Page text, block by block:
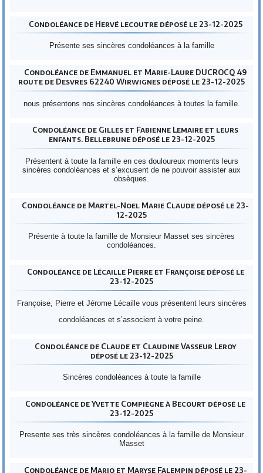
Condoléance de Hervé lecoutre déposé le 23-12-2025
Présente ses sincères condoléances à la famille
Condoléance de Emmanuel et Marie-Laure DUCROCQ 49
route de Desvres 62240 Wirwignes déposé le 23-12-2025
nous présentons nos sincères condoléances à toutes la famille.
Condoléance de Gilles et Fabienne Lemaire et leurs
enfants. Bellebrune déposé le 23-12-2025
Présentent à toute la famille en ces douloureux moments leurs
sincères condoléances et s’excusent de ne pouvoir assister aux
obsèques.
Condoléance de Martel-Noel Marie Claude déposé le 23-
12-2025
Présente à toute la famille de Monsieur Masset ses sincères
condoléances.
Condoléance de Lécaille Pierre et Françoise déposé le
23-12-2025
Françoise, Pierre et Jérome Lécaille vous présentent leurs sincères
condoléances et s’associent à votre peine.
Condoléance de Claude et Claudine Vasseur Leroy
déposé le 23-12-2025
Sincères condoléances à toute la famille
Condoléance de Yvette Compiègne à Becourt déposé le
23-12-2025
Presente ses très sincères condoléances à la famille de Monsieur
Masset
Condoléance de Mario et Maryse Falempin déposé le 23-